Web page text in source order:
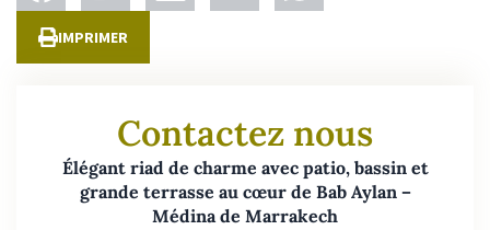
IMPRIMER
Contactez nous
Élégant riad de charme avec patio, bassin et
grande terrasse au cœur de Bab Aylan –
Médina de Marrakech